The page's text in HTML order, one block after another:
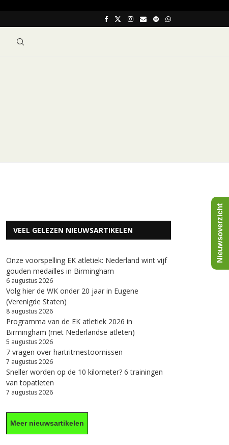
VEEL GELEZEN NIEUWSARTIKELEN
Onze voorspelling EK atletiek: Nederland wint vijf
gouden medailles in Birmingham
6 augustus 2026
Volg hier de WK onder 20 jaar in Eugene
(Verenigde Staten)
8 augustus 2026
Programma van de EK atletiek 2026 in
Birmingham (met Nederlandse atleten)
5 augustus 2026
7 vragen over hartritmestoornissen
7 augustus 2026
Sneller worden op de 10 kilometer? 6 trainingen
van topatleten
7 augustus 2026
Meer nieuwsartikelen
Nieuwsoverzicht